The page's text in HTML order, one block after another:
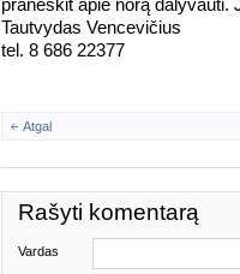
praneškit apie norą
Tautvydas Vencevičius
tel. 8 686 22377
Atgal
Rašyti komentarą
Vardas